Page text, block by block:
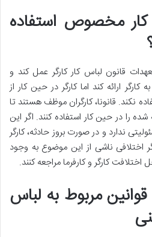
کار مخصوص استفاده
قانون لباس کار کارگر عمل کند و
ارائه کند اما کارگر در حین کار از
نکند. قانونا، کارگران موظف هستند تا
را در حین کار استفاده کنند. اگر این
ندارد و در صورت بروز حادثه، کارگر
اختلافی ناشی از این موضوع به وجود
کارگر و کارفرما مراجعه کنند.
قوانین مربوط به لباس